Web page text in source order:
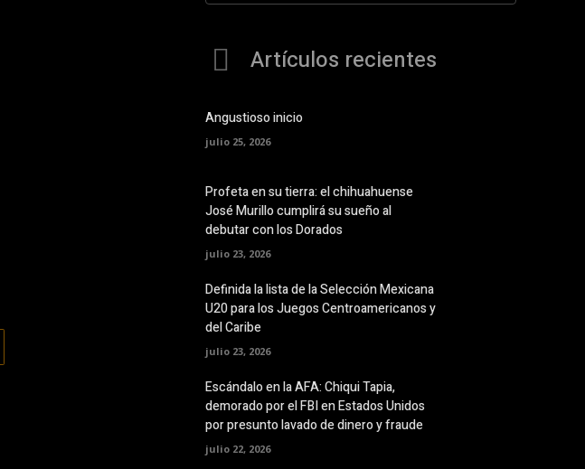
Artículos recientes
Angustioso inicio
julio 25, 2026
Profeta en su tierra: el chihuahuense
José Murillo cumplirá su sueño al
debutar con los Dorados
julio 23, 2026
Definida la lista de la Selección Mexicana
U20 para los Juegos Centroamericanos y
del Caribe
julio 23, 2026
Escándalo en la AFA: Chiqui Tapia,
demorado por el FBI en Estados Unidos
por presunto lavado de dinero y fraude
julio 22, 2026